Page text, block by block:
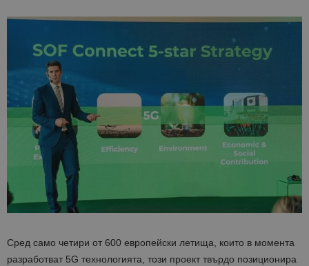
Сред само четири от 600 европейски летища, които в момента
разработват 5G технологията, този проект твърдо позиционира